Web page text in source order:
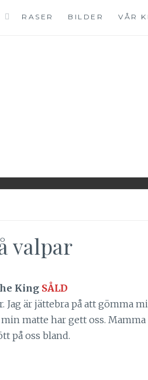
RASER BILDER VÅR
valpar
King SÅLD
är jättebra på att gömma
matte har gett oss. Mamma
på oss bland.